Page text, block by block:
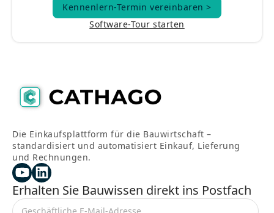
Kennenlern-Termin vereinbaren >
Kennenlern-Termin vereinbaren >
Software-Tour starten
Die Einkaufsplattform für die Bauwirtschaft –
standardisiert und automatisiert Einkauf, Lieferung
und Rechnungen.
Erhalten Sie Bauwissen direkt ins Postfach